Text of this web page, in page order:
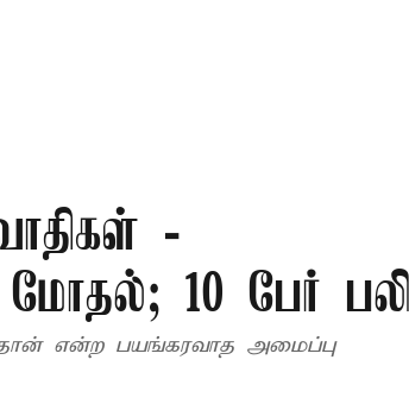
-
மோதல்; 10 பேர் பலி
என்ற பயங்கரவாத அமைப்பு